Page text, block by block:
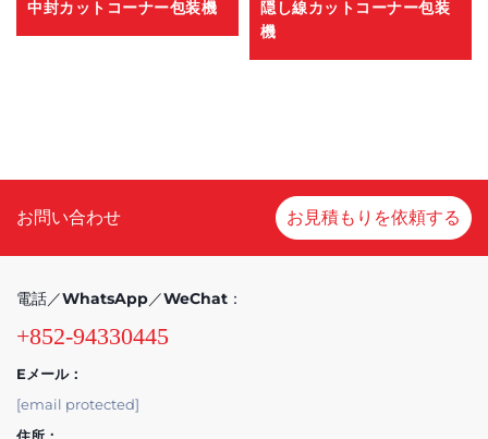
中封カットコーナー包装機
隠し線カットコーナー包装
機
お問い合わせ お見積もりを依頼する
電話／WhatsApp／WeChat：
+852-94330445
Eメール：
[email protected]